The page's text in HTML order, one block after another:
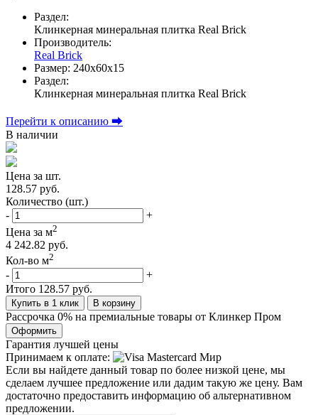
Раздел:
Клинкерная минеральная плитка Real Brick
Производитель:
Real Brick
Размер: 240х60х15
Раздел:
Клинкерная минеральная плитка Real Brick
Перейти к описанию ⮕
В наличии
Цена за шт.
128.57 руб.
Количество (шт.)
-
+
Цена за м2
4 242.82 руб.
Кол-во м2
-
+
Итого 128.57 руб.
Купить в 1 клик В корзину
Рассрочка 0% на премиальные товары от Клинкер Пром
Оформить
Гарантия лучшей цены
Принимаем к оплате:
Если вы найдете данный товар по более низкой цене, мы
сделаем лучшее предложение или дадим такую же цену. Вам
достаточно предоставить информацию об альтернативном
предложении.